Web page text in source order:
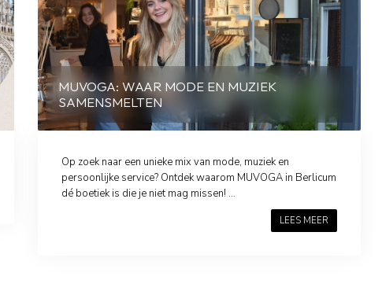
MUVOGA: WAAR MODE EN MUZIEK
SAMENSMELTEN
Op zoek naar een unieke mix van mode, muziek en
persoonlijke service? Ontdek waarom MUVOGA in Berlicum
dé boetiek is die je niet mag missen! ...
LEES MEER